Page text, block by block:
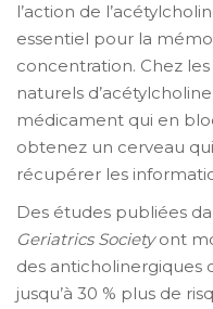
l’action de
essentiel pour la
concentration. Chez
naturels
médicament qui en
obtenez un cerveau
récupérer les
Des études publiées
Geriatrics Societyont
des anticholinergiques
jusqu’à 30 % plus de